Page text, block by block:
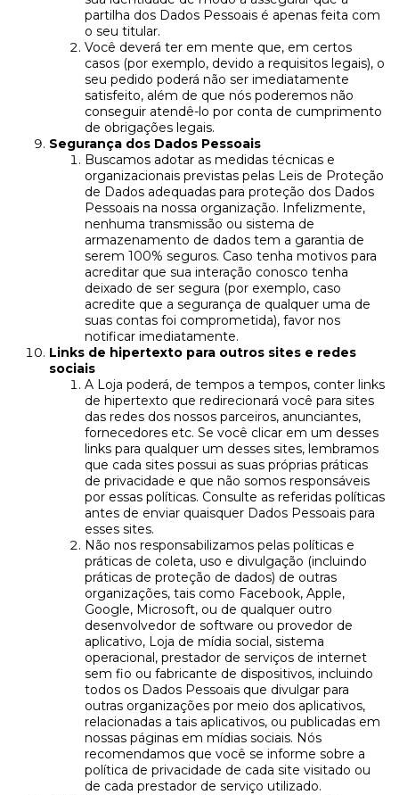
partilha dos Dados Pessoais é apenas feita com
o seu titular.
Você deverá ter em mente que, em certos
casos (por exemplo, devido a requisitos legais), o
seu pedido poderá não ser imediatamente
satisfeito, além de que nós poderemos não
conseguir atendê-lo por conta de cumprimento
de obrigações legais.
Segurança dos Dados Pessoais
Buscamos adotar as medidas técnicas e
organizacionais previstas pelas Leis de Proteção
de Dados adequadas para proteção dos Dados
Pessoais na nossa organização. Infelizmente,
nenhuma transmissão ou sistema de
armazenamento de dados tem a garantia de
serem 100% seguros. Caso tenha motivos para
acreditar que sua interação conosco tenha
deixado de ser segura (por exemplo, caso
acredite que a segurança de qualquer uma de
suas contas foi comprometida), favor nos
notificar imediatamente.
Links de hipertexto para outros sites e redes
sociais
A Loja poderá, de tempos a tempos, conter links
de hipertexto que redirecionará você para sites
das redes dos nossos parceiros, anunciantes,
fornecedores etc. Se você clicar em um desses
links para qualquer um desses sites, lembramos
que cada sites possui as suas próprias práticas
de privacidade e que não somos responsáveis
por essas políticas. Consulte as referidas políticas
antes de enviar quaisquer Dados Pessoais para
esses sites.
Não nos responsabilizamos pelas políticas e
práticas de coleta, uso e divulgação (incluindo
práticas de proteção de dados) de outras
organizações, tais como Facebook, Apple,
Google, Microsoft, ou de qualquer outro
desenvolvedor de software ou provedor de
aplicativo, Loja de mídia social, sistema
operacional, prestador de serviços de internet
sem fio ou fabricante de dispositivos, incluindo
todos os Dados Pessoais que divulgar para
outras organizações por meio dos aplicativos,
relacionadas a tais aplicativos, ou publicadas em
nossas páginas em mídias sociais. Nós
recomendamos que você se informe sobre a
política de privacidade de cada site visitado ou
de cada prestador de serviço utilizado.